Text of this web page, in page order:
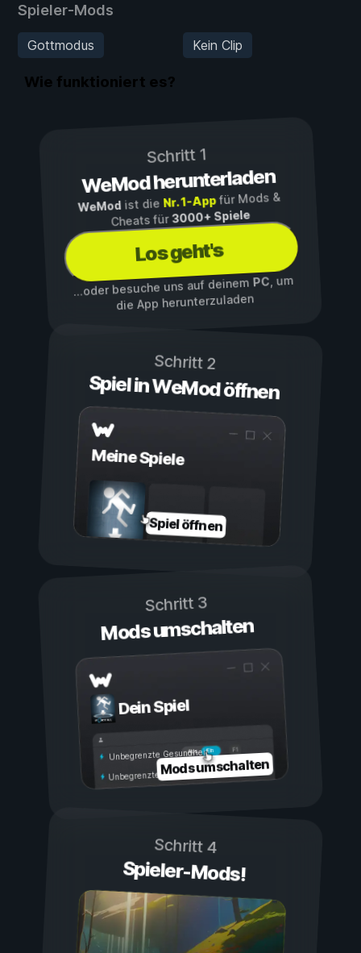
Spieler-Mods
Gottmodus Kein Clip
Wie funktioniert es?
Schritt 1
WeMod herunterladen
WeMod ist die Nr. 1-Appfür Mods &
Cheats für3000+ Spiele
Los geht's
...oder besuche uns auf deinemPC, um
die App herunterzuladen
Schritt 2
Spiel in WeMod öffnen
Meine Spiele
Spiel öffnen
Schritt 3
Mods umschalten
Dein Spiel
Ein
Aus
Unbegrenzte Gesundheit
Unbegrenzte AusdauerMods umschalten
Schritt 4
Spieler-Mods!